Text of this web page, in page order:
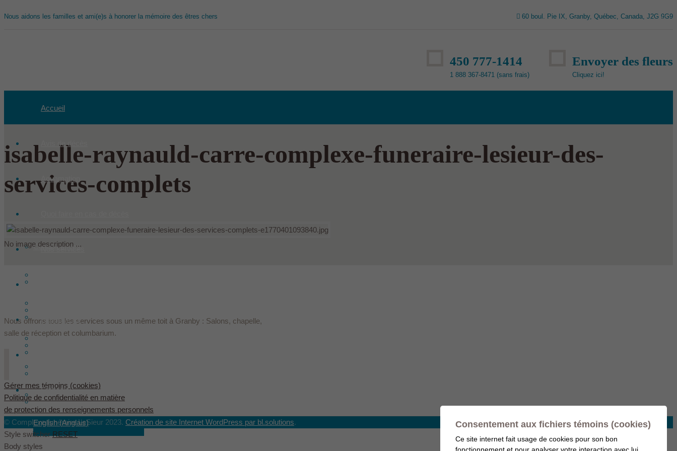
Nous aidons les familles et ami(e)s à honorer la mémoire des êtres chers 60 boul. Pie IX, Granby, Québec, Canada, J2G 9G9
450 777-1414
1 888 367-8471 (sans frais)
Envoyer des fleurs
Cliquez ici!
Accueil
Avis de décès
Aquamation
Condoléances
Nos services
Arrangements préalables
Évaluation des services Le Sieur
Les Le Sieur innovent
Dans les médias
Ressources
Français
English(Anglais)
isabelle-raynauld-carre-complexe-funeraire-lesieur-des-
services-complets
No image description ...
Nous offrons tous les services sous un même toit à Granby : Salons, chapelle,
salle de réception et columbarium.
Gérer mes témoins (cookies)
Politique de confidentialité en matière
de protection des renseignements personnels
© Complexe funéraire LeSieur 2023. Création de site Internet WordPress par bl.solutions.
Style switcher RESET
Body styles
Consentement aux fichiers témoins (cookies)
Ce site internet fait usage de cookies pour son bon